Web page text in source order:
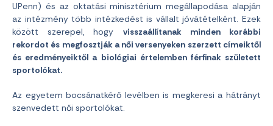
UPenn) és az oktatási minisztérium megállapodása alapján
az intézmény több intézkedést is vállalt jóvátételként. Ezek
között szerepel, hogy visszaállítanak minden korábbi
rekordot és megfosztják a női versenyeken szerzett címeiktől
és eredményeiktől a biológiai értelemben férfinak született
sportolókat.
Az egyetem bocsánatkérő levélben is megkeresi a hátrányt
szenvedett női sportolókat.